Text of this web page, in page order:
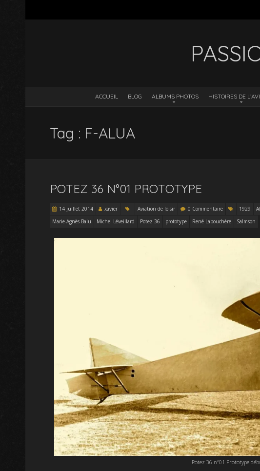
ACCUEIL BLOG ALBUMS PHOTOS HISTOIRES DE
Tag : F-ALUA
POTEZ 36 N°01 PROTOTYPE
14 juillet 2014 xavier Aviation de loisir 0 Commentaire 1929
Marie-Agnès Balu
Michel Léveillard Potez 36 prototype René Labouchère Salmson
Potez 36 n°01 Prototype